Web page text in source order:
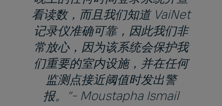
看读数，而且我们知道 VaiNet
记录仪准确可靠，因此我们非
常放心，因为该系统会保护我
们重要的室内设施，并在任何
监测点接近阈值时发出警
报。”- Moustapha Ismail